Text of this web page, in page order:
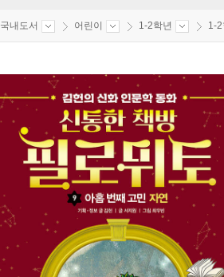
국내도서 어린이 1-2학년 1-